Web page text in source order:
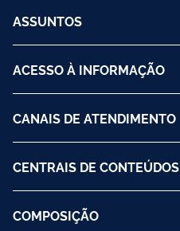
ASSUNTOS
ACESSO À INFORMAÇÃO
CANAIS DE ATENDIMENTO
CENTRAIS DE CONTEÚDOS
COMPOSIÇÃO